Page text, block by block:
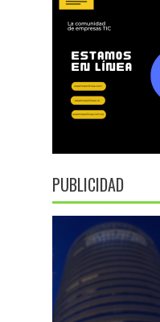
PUBLICIDAD